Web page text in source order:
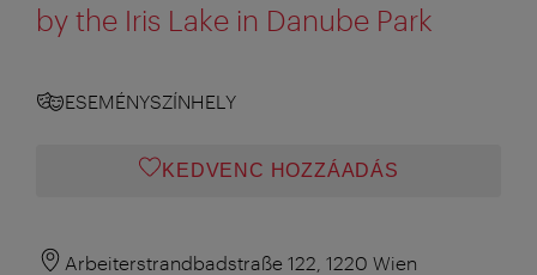
by the Iris Lake in Danube Park
ESEMÉNYSZÍNHELY
KEDVENC HOZZÁADÁS
Arbeiterstrandbadstraße 122, 1220 Wien